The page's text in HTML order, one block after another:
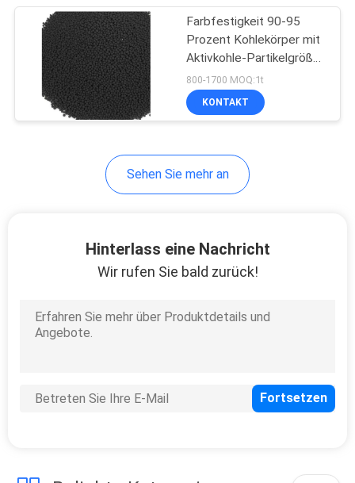
Lösliche
Wiederaufnahme-
Aktivkohle
Aktivkohle auf
Aktivkohle
Farbfestigkeit 90-95
Prozent Kohlekörper mit
Aktivkohle-Partikelgröße
2-4 mm, die für
Adsorptions- und
Filtrationsprozesse
800-1700 MOQ:1t
KONTAKT
Sehen Sie mehr an
Hinterlass eine Nachricht
Wir rufen Sie bald zurück!